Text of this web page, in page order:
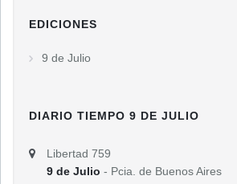
EDICIONES
9 de Julio
DIARIO TIEMPO 9 DE JULIO
Libertad 759
9 de Julio - Pcia. de Buenos Aires